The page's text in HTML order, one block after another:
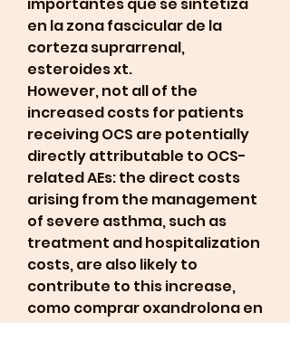
en la zona fascicular de la
corteza suprarrenal,
esteroides xt.
However, not all of the
increased costs for patients
receiving OCS are potentially
directly attributable to OCS-
related AEs: the direct costs
arising from the management
of severe asthma, such as
treatment and hospitalization
costs, are also likely to
contribute to this increase,
como comprar oxandrolona en
farmacia. Para ayudarlo a